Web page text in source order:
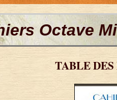
Octave
TABLE